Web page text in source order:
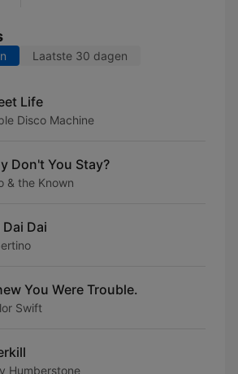
Laatste 30 dagen
Life
Disco Machine
Don't You Stay?
& the Known
Dai Dai
You Were Trouble.
Swift
Humberstone